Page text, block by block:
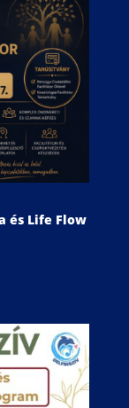
és Life Flow